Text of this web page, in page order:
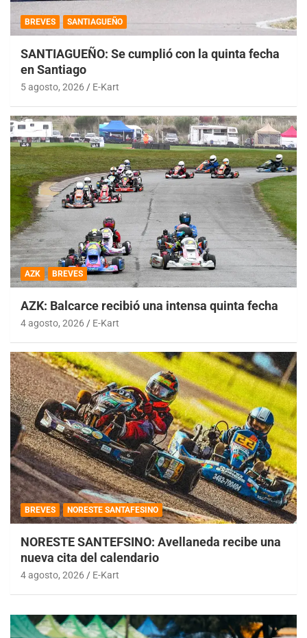
BREVES SANTIAGUEÑO
SANTIAGUEÑO: Se cumplió con la quinta fecha
en Santiago
5 agosto, 2026 E-Kart
AZK BREVES
AZK: Balcarce recibió una intensa quinta fecha
4 agosto, 2026 E-Kart
BREVES NORESTE SANTAFESINO
NORESTE SANTEFSINO: Avellaneda recibe una
nueva cita del calendario
4 agosto, 2026 E-Kart